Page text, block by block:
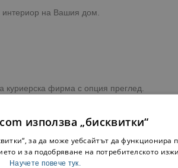
интериор на Вашия дом.
куриерска фирма с опция преглед.
на пратката!
използва „бисквитки“
за да може уебсайтът да функционира
и за подобряване на потребителското
Научете повече тук.